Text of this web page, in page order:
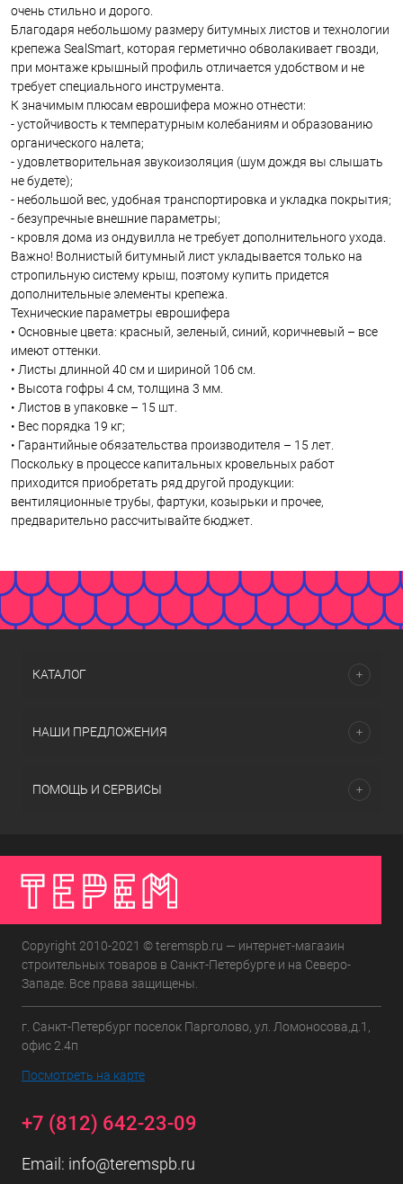
очень стильно и дорого.
Благодаря небольшому размеру битумных листов и технологии
крепежа SealSmart, которая герметично обволакивает гвозди,
при монтаже крышный профиль отличается удобством и не
требует специального инструмента.
К значимым плюсам еврошифера можно отнести:
- устойчивость к температурным колебаниям и образованию
органического налета;
- удовлетворительная звукоизоляция (шум дождя вы слышать
не будете);
- небольшой вес, удобная транспортировка и укладка покрытия;
- безупречные внешние параметры;
- кровля дома из ондувилла не требует дополнительного ухода.
Важно! Волнистый битумный лист укладывается только на
стропильную систему крыш, поэтому купить придется
дополнительные элементы крепежа.
Технические параметры еврошифера
• Основные цвета: красный, зеленый, синий, коричневый – все
имеют оттенки.
• Листы длинной 40 см и шириной 106 см.
• Высота гофры 4 см, толщина 3 мм.
• Листов в упаковке – 15 шт.
• Вес порядка 19 кг;
• Гарантийные обязательства производителя – 15 лет.
Поскольку в процессе капитальных кровельных работ
приходится приобретать ряд другой продукции:
вентиляционные трубы, фартуки, козырьки и прочее,
предварительно рассчитывайте бюджет.
КАТАЛОГ
НАШИ ПРЕДЛОЖЕНИЯ
ПОМОЩЬ И СЕРВИСЫ
Copyright 2010-2021 © teremspb.ru — интернет-магазин
строительных товаров в Санкт-Петербурге и на Северо-
Западе. Все права защищены.
г. Санкт-Петербург поселок Парголово, ул. Ломоносова,д.1,
офис 2.4п
Посмотреть на карте
+7 (812) 642-23-09
Email: info@teremspb.ru